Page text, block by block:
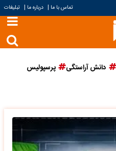
تماس با ما | درباره ما | تبلیغات
دانش آراستگی پرسپولیس